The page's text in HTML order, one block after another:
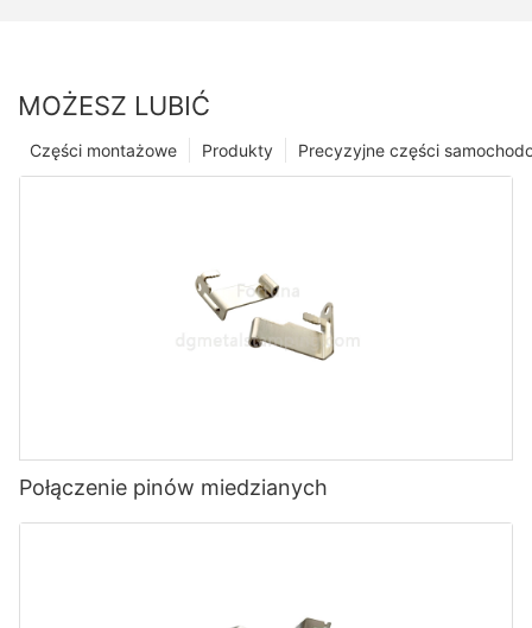
MOŻESZ LUBIĆ
Precyzyjne części
Produkty
Części montażowe
Połączenie pinów miedzianych